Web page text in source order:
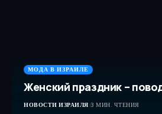
МОДА В ИЗРАИЛЕ
Женский праздник –
НОВОСТИ ИЗРАИЛЯ 3 МИН. ЧТЕНИЯ